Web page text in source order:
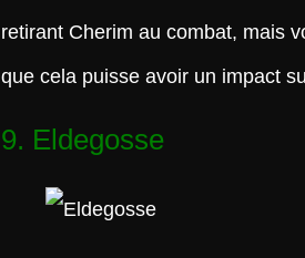
retirant Cherim au combat, mais
que cela puisse avoir un impact
9. Eldegosse